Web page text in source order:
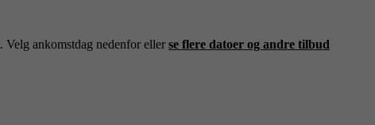
. Velg ankomstdag nedenfor eller se flere datoer og andre tilbud